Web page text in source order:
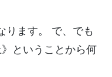
ります。 で、でも
ということから何